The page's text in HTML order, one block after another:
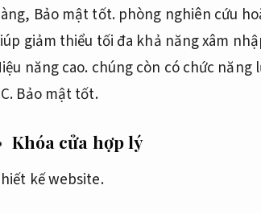
Bảo mật tốt.phòng nghiên cứu
giảm thiểu tối đa khả năng xâm
năng cao. chúng còn có chức năng
Bảo mật tốt.
Khóa cửa hợp lý
kế website.